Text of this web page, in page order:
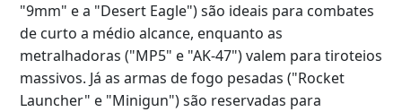
"9mm" e a "Desert Eagle") são ideais para combates
de curto a médio alcance, enquanto as
metralhadoras ("MP5" e "AK-47") valem para tiroteios
massivos. Já as armas de fogo pesadas ("Rocket
Launcher" e "Minigun") são reservadas para